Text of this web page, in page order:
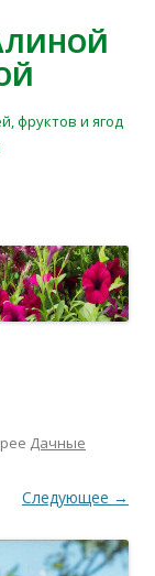
фруктов и ягод
Дачные
Следующее →